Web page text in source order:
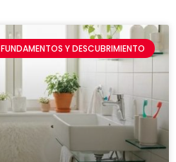
FUNDAMENTOS Y DESCUBRIMIENTO